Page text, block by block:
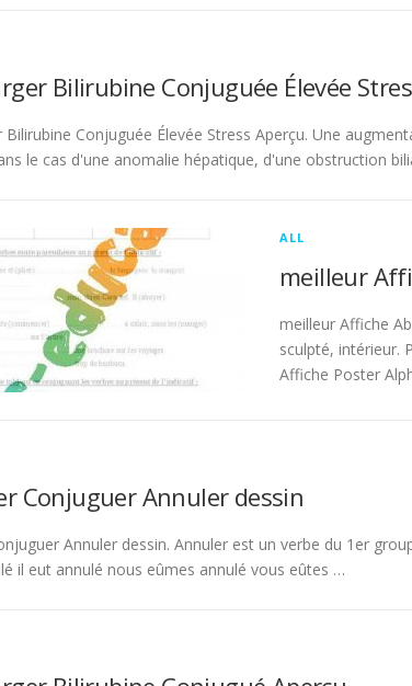
Bilirubine Conjuguée Élevée
Bilirubine Conjuguée Élevée Stress Aperçu. Une
le cas d'une anomalie hépatique, d'une obstruction
ALL
meilleur
meilleur Affiche
sculpté, intérieur.
Affiche Poster
Conjuguer Annuler dessin
Annuler dessin. Annuler est un verbe du 1er
il eut annulé nous eûmes annulé vous eûtes …